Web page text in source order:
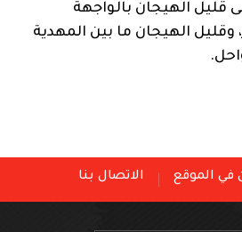
قليل الهيجان بالواجهة
وقليل الهيجان ما بين المهدية
في الموقع الاتصال بنا